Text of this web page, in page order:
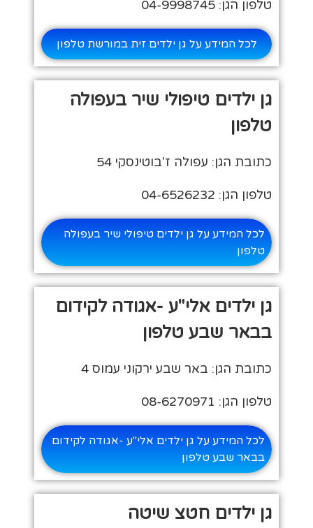
טלפון הגן: 04-9998745
לכל המידע על גן ילדים זית במורשת טלפון
גן ילדים טיפולי שיר בעפולה
טלפון
כתובת הגן: עפולה ז'בוטינסקי 54
טלפון הגן: 04-6526232
לכל המידע על גן ילדים טיפולי שיר בעפולה
טלפון
גן ילדים אלי"ע -אגודה לקידום
בבאר שבע טלפון
כתובת הגן: באר שבע ירקוני עמוס 4
טלפון הגן: 08-6270971
לכל המידע על גן ילדים אלי"ע -אגודה לקידום
בבאר שבע טלפון
גן ילדים חטצ שיטה